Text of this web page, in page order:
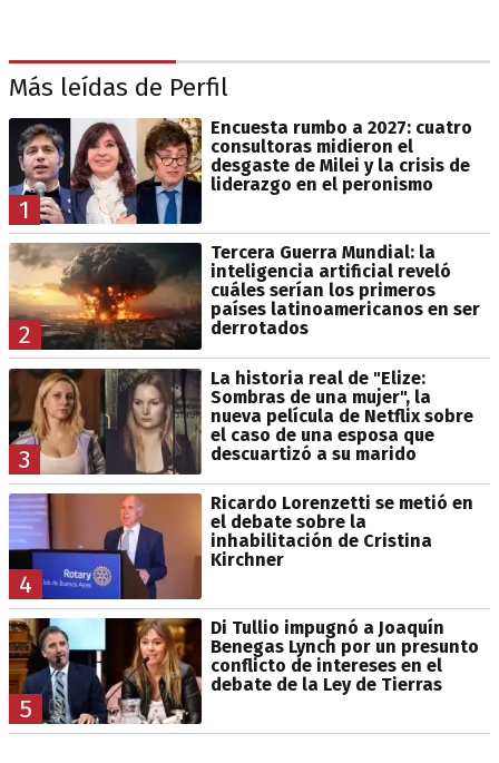
Más leídas de Perfil
1
Encuesta rumbo a 2027: cuatro
consultoras midieron el
desgaste de Milei y la crisis de
liderazgo en el peronismo
2
Tercera Guerra Mundial: la
inteligencia artificial reveló
cuáles serían los primeros
países latinoamericanos en ser
derrotados
3
La historia real de "Elize:
Sombras de una mujer", la
nueva película de Netflix sobre
el caso de una esposa que
descuartizó a su marido
4
Ricardo Lorenzetti se metió en
el debate sobre la
inhabilitación de Cristina
Kirchner
5
Di Tullio impugnó a Joaquín
Benegas Lynch por un presunto
conflicto de intereses en el
debate de la Ley de Tierras